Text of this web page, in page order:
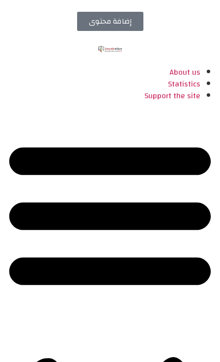
إضافة محتوى
About us
Statistics
Support the site